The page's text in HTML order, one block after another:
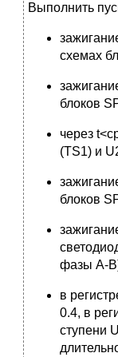
Выполнить
схемах
блоков
через
(TS1) и
блоков
фазы А-
в
0.4, в
ступени